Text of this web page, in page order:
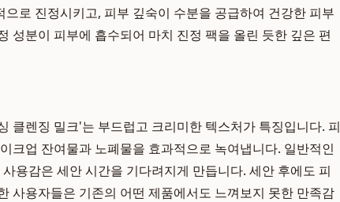
로 진정시키고, 피부 깊숙이 수분을 공급하여 건강한 피부
성분이 피부에 흡수되어 마치 진정 팩을 올린 듯한 깊은 편
클렌징 밀크'는 부드럽고 크리미한 텍스처가 특징입니다. 피
크업 잔여물과 노폐물을 효과적으로 녹여냅니다. 일반적인
용감은 세안 시간을 기다려지게 만듭니다. 세안 후에도 피
사용자들은 기존의 어떤 제품에서도 느껴보지 못한 만족감